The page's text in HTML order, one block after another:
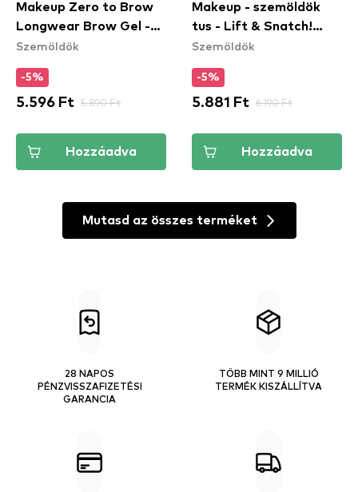
Makeup Zero to Brow
Longwear Brow Gel -
Black (ZTBG08) -
Szemöldök
-5%
5.596 Ft 5.890 Ft
Hozzáadva
Makeup - szemöldök
tus - Lift & Snatch!
Brow Tint Pen - 03
Szemöldök
-5%
5.881 Ft 6.190 Ft
Hozzáadva
Mutasd az összes terméket
28 NAPOS
PÉNZVISSZAFIZETÉSI
GARANCIA
TÖBB MINT 9 MILLIÓ
TERMÉK KISZÁLLÍTVA